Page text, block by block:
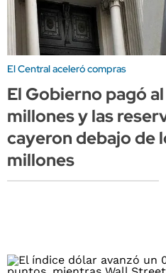
El Central aceleró compras
El Gobierno pagó
millones y las
cayeron debajo de
millones